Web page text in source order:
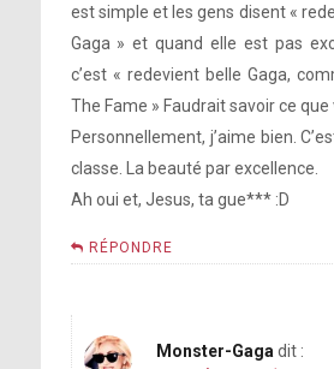
est simple et les gens disent «
Gaga » et quand elle est pas
c’est « redevient belle Gaga,
The Fame » Faudrait savoir ce que
Personnellement, j’aime bien.
classe. La beauté par excellence.
Ah oui et, Jesus, ta gue*** :D
RÉPONDRE
Monster-Gaga dit :